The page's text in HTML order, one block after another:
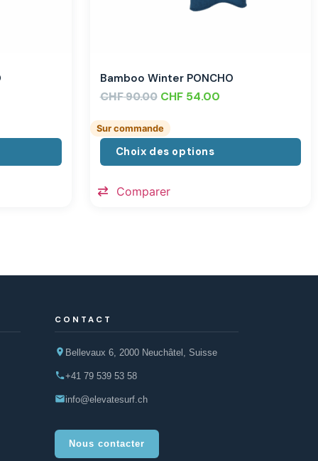
Bamboo Winter PONCHO
CHF90.00 CHF54.00
Sur commande
Choix des options
Comparer
CONTACT
Bellevaux 6, 2000 Neuchâtel, Suisse
+41 79 539 53 58
info@elevatesurf.ch
Nous contacter